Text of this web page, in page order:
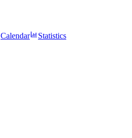
Calendar Statistics